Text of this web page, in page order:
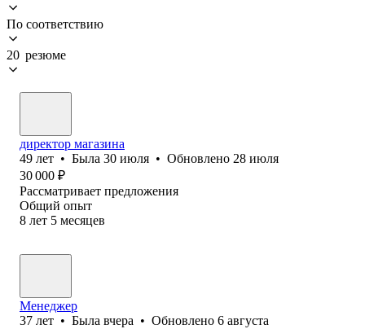
По соответствию
20 резюме
директор магазина
49 лет • Была 30 июля • Обновлено 28 июля
30 000 ₽
Рассматривает предложения
Общий опыт
8 лет 5 месяцев
Менеджер
37 лет • Была вчера • Обновлено 6 августа